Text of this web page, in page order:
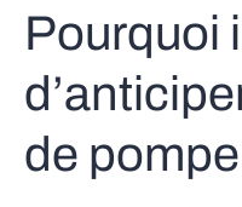
Pourquoi
de